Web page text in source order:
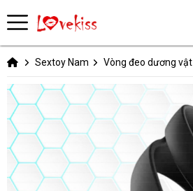
Sextoy Nam Vòng đeo dương vật